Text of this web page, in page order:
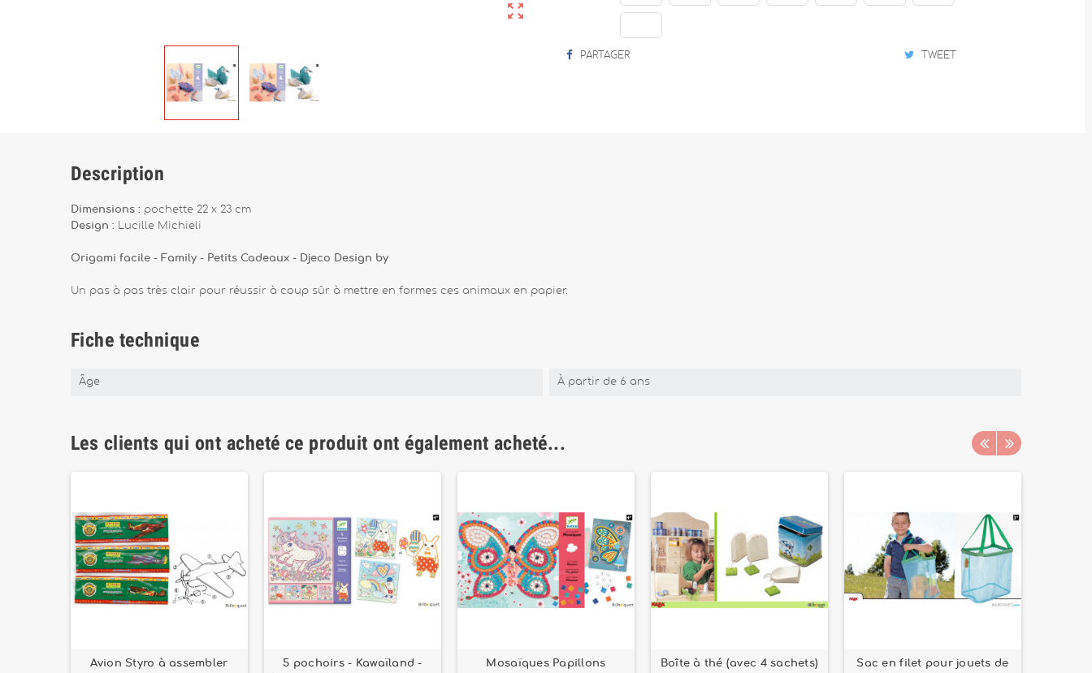

PARTAGER TWEET
Description
Dimensions : pochette 22 x 23 cm
Design : Lucille Michieli
Origami facile - Family - Petits Cadeaux - Djeco Design by
Un pas à pas très clair pour réussir à coup sûr à mettre en formes ces animaux en papier.
Fiche technique
Âge À partir de 6 ans
Les clients qui ont acheté ce produit ont également acheté...
Avion Styro à assembler
5 pochoirs - Kawaïland -
Mosaïques Papillons Boîte à thé (avec 4 sachets)
Sac en filet pour jouets de